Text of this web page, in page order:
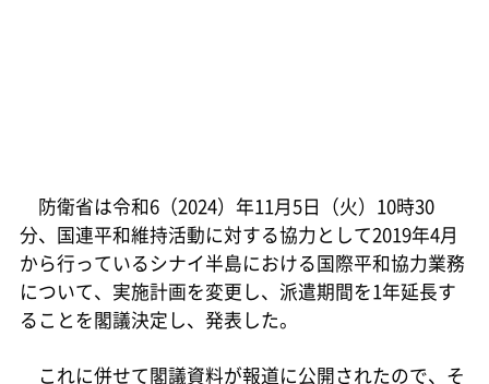
防衛省は令和6（2024）年11月5日（火）10時30
分、国連平和維持活動に対する協力として2019年4月
から行っているシナイ半島における国際平和協力業務
について、実施計画を変更し、派遣期間を1年延長す
ることを閣議決定し、発表した。
これに併せて閣議資料が報道に公開されたので、そ